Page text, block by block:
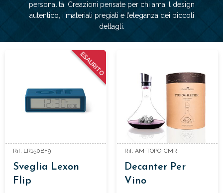
personalità. Creazioni pensate per chi ama il design
autentico, i materiali pregiati e l’eleganza dei piccoli
dettagli.
ESAURITO
Rif: LR150BF9
Sveglia Lexon
Flip
Rif: AM-TOPO-CMR
Decanter Per
Vino